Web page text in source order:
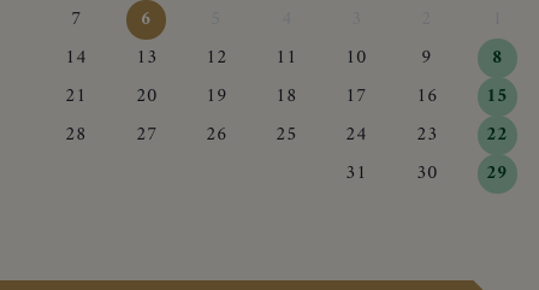
6
7
8
9
10
11
12
13
14
15
16
17
18
19
20
21
22
23
24
25
26
27
28
29
30
31